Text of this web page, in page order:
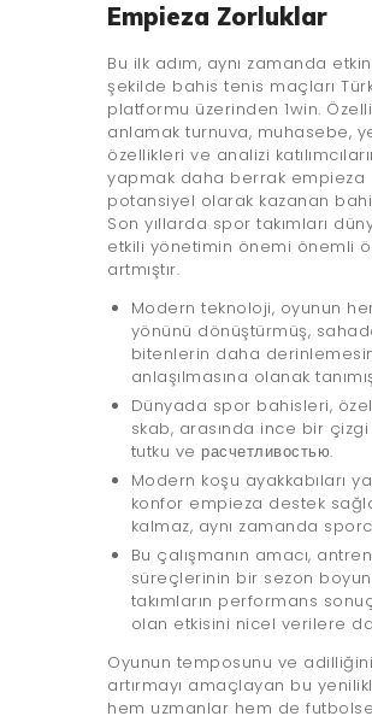
Empieza Zorluklar
Bu ilk adım, aynı zamanda
şekilde bahis tenis maçları
platformu üzerinden 1win.
anlamak turnuva, muhasebe,
özellikleri ve analizi
yapmak daha berrak empieza
potansiyel olarak kazanan
Son yıllarda spor takımları
etkili yönetimin önemi önemli
artmıştır.
Modern teknoloji, oyunun
yönünü dönüştürmüş,
bitenlerin daha
anlaşılmasına olanak
Dünyada spor bahisleri,
skab, arasında ince bir çizgi
tutku ve расчетливостью.
Modern koşu ayakkabıları
konfor empieza destek
kalmaz, aynı zamanda
Bu çalışmanın amacı,
süreçlerinin bir sezon
takımların performans
olan etkisini nicel verilere
Oyunun temposunu ve adilliğini
artırmayı amaçlayan bu
hem uzmanlar hem de